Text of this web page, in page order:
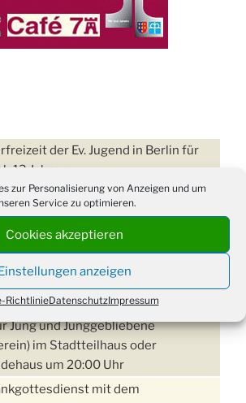
zur Personalisierung von Anzeigen und um
Service zu optimieren.
Cookies akzeptieren
anzeigen
RichtlinieDatenschutzImpressum
der Ev. Jugend in Berlin für
13 Jahren
- Turnier des TC77 am
in der Kirche um
in Drabenderhöhe
Jung und Junggebliebene
im Stadtteilhaus oder
um 20:00 Uhr
mit dem